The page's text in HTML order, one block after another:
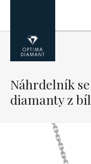
obsah
Náhrdelník
diamanty z